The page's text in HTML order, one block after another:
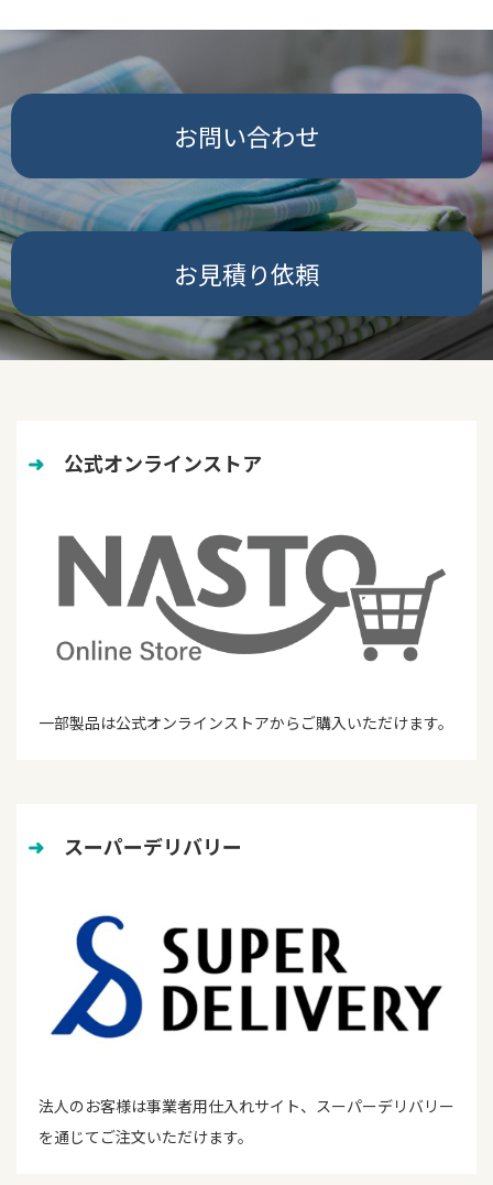
お問い合わせ
お見積り依頼
➜ 公式オンラインストア
一部製品は公式オンラインストアからご購入いただけます。
➜ スーパーデリバリー
法人のお客様は事業者用仕入れサイト、スーパーデリバリー
を通じてご注文いただけます。